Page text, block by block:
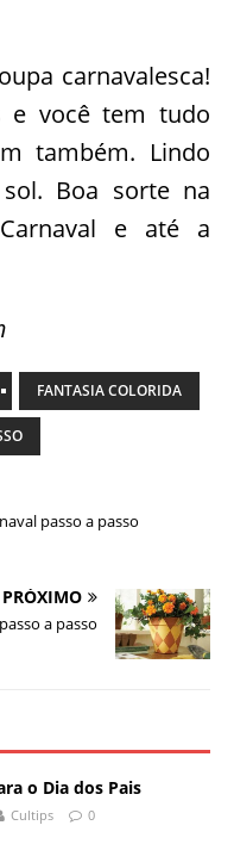
carnavalesca!
e você tem tudo
também. Lindo
Boa sorte na
e até a
FANTASIA COLORIDA
passo a passo
PRÓXIMO
a passo
o Dia dos Pais
Cultips 0